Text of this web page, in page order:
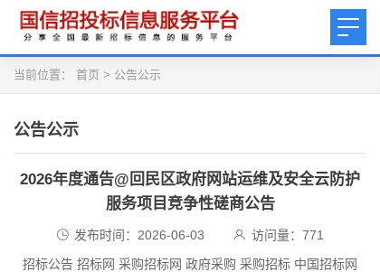
当前位置： 首页 > 公告公示
公告公示
2026年度通告@回民区政府网站运维及安全云防护
服务项目竞争性磋商公告
发布时间：2026-06-03 访问量： 771
招标公告 招标网 采购招标网 政府采购 采购招标 中国招标网